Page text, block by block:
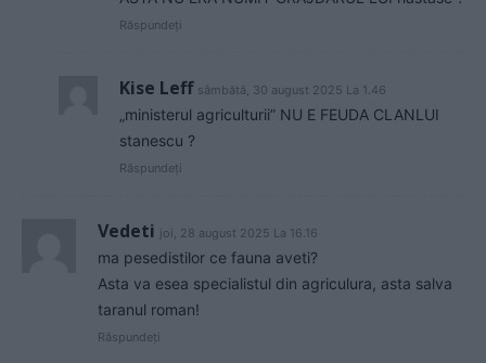
Răspundeți
Kise Leff sâmbătă, 30 august 2025 La 1.46
„ministerul agriculturii” NU E FEUDA CLANLUI
stanescu ?
Răspundeți
Vedeti joi, 28 august 2025 La 16.16
ma pesedistilor ce fauna aveti?
Asta va esea specialistul din agriculura, asta salva
taranul roman!
Răspundeți